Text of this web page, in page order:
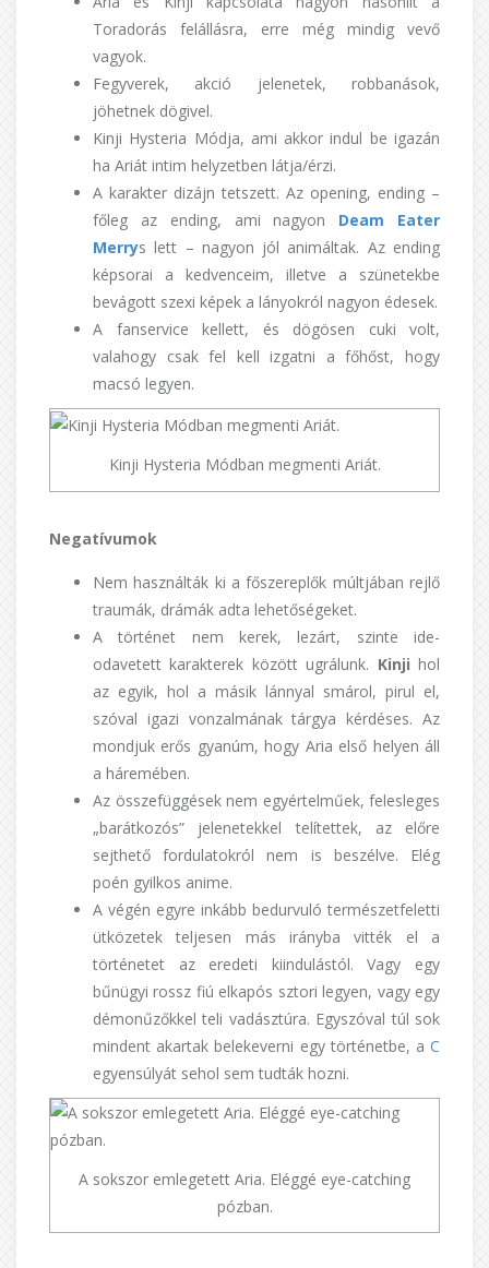
Toradorás felállásra, erre még mindig vevő
vagyok.
Fegyverek, akció jelenetek, robbanások,
jöhetnek dögivel.
Kinji Hysteria Módja, ami akkor indul be igazán
ha Ariát intim helyzetben látja/érzi.
A karakter dizájn tetszett. Az opening, ending –
főleg az ending, ami nagyon Deam Eater
Merrys lett – nagyon jól animáltak. Az ending
képsorai a kedvenceim, illetve a szünetekbe
bevágott szexi képek a lányokról nagyon édesek.
A fanservice kellett, és dögösen cuki volt,
valahogy csak fel kell izgatni a főhőst, hogy
macsó legyen.
Kinji Hysteria Módban megmenti Ariát.
Negatívumok
Nem használták ki a főszereplők múltjában rejlő
traumák, drámák adta lehetőségeket.
A történet nem kerek, lezárt, szinte ide-
odavetett karakterek között ugrálunk. Kinjihol
az egyik, hol a másik lánnyal smárol, pirul el,
szóval igazi vonzalmának tárgya kérdéses. Az
mondjuk erős gyanúm, hogy Aria első helyen áll
a háremében.
Az összefüggések nem egyértelműek, felesleges
„barátkozós” jelenetekkel telítettek, az előre
sejthető fordulatokról nem is beszélve. Elég
poén gyilkos anime.
A végén egyre inkább bedurvuló természetfeletti
ütközetek teljesen más irányba vitték el a
történetet az eredeti kiindulástól. Vagy egy
bűnügyi rossz fiú elkapós sztori legyen, vagy egy
démonűzőkkel teli vadásztúra. Egyszóval túl sok
mindent akartak belekeverni egy történetbe, a C
egyensúlyát sehol sem tudták hozni.
A sokszor emlegetett Aria. Eléggé eye-catching
pózban.